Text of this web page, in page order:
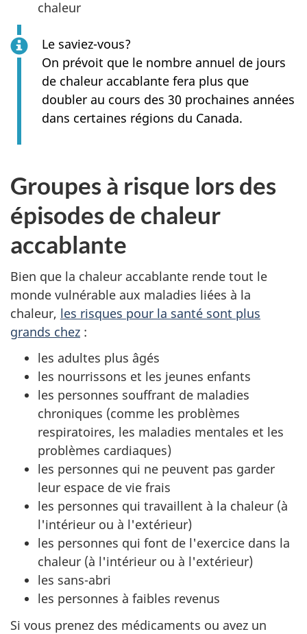
chaleur
Le saviez-vous?
On prévoit que le nombre annuel de jours
de chaleur accablante fera plus que
doubler au cours des 30 prochaines années
dans certaines régions du Canada.
Groupes à risque lors des
épisodes de chaleur
accablante
Bien que la chaleur accablante rende tout le
monde vulnérable aux maladies liées à la
chaleur, les risques pour la santé sont plus
grands chez :
les adultes plus âgés
les nourrissons et les jeunes enfants
les personnes souffrant de maladies
chroniques (comme les problèmes
respiratoires, les maladies mentales et les
problèmes cardiaques)
les personnes qui ne peuvent pas garder
leur espace de vie frais
les personnes qui travaillent à la chaleur (à
l'intérieur ou à l'extérieur)
les personnes qui font de l'exercice dans la
chaleur (à l'intérieur ou à l'extérieur)
les sans-abri
les personnes à faibles revenus
Si vous prenez des médicaments ou avez un